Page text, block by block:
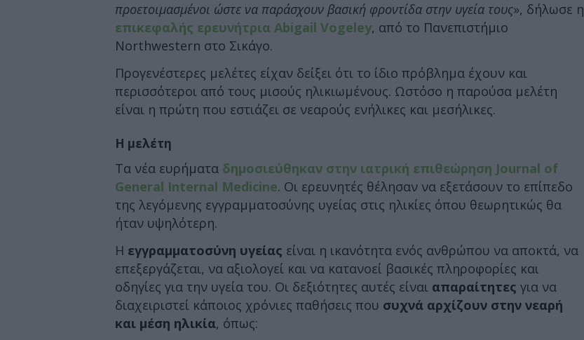
προετοιμασμένοι ώστε να παράσχουν βασική φροντίδα στην υγεία τους», δήλωσε η
επικεφαλής ερευνήτρια Abigail Vogeley, από το Πανεπιστήμιο
Northwestern στο Σικάγο.
Προγενέστερες μελέτες είχαν δείξει ότι το ίδιο πρόβλημα έχουν και
περισσότεροι από τους μισούς ηλικιωμένους. Ωστόσο η παρούσα μελέτη
είναι η πρώτη που εστιάζει σε νεαρούς ενήλικες και μεσήλικες.
Η μελέτη
Τα νέα ευρήματα δημοσιεύθηκαν στην ιατρική επιθεώρηση Journal of
General Internal Medicine. Οι ερευνητές θέλησαν να εξετάσουν το επίπεδο
της λεγόμενης εγγραμματοσύνης υγείας στις ηλικίες όπου θεωρητικώς θα
ήταν υψηλότερη.
Η εγγραμματοσύνη υγείας είναι η ικανότητα ενός ανθρώπου να αποκτά, να
επεξεργάζεται, να αξιολογεί και να κατανοεί βασικές πληροφορίες και
οδηγίες για την υγεία του. Οι δεξιότητες αυτές είναι απαραίτητες για να
διαχειριστεί κάποιος χρόνιες παθήσεις που συχνά αρχίζουν στην νεαρή
και μέση ηλικία, όπως: